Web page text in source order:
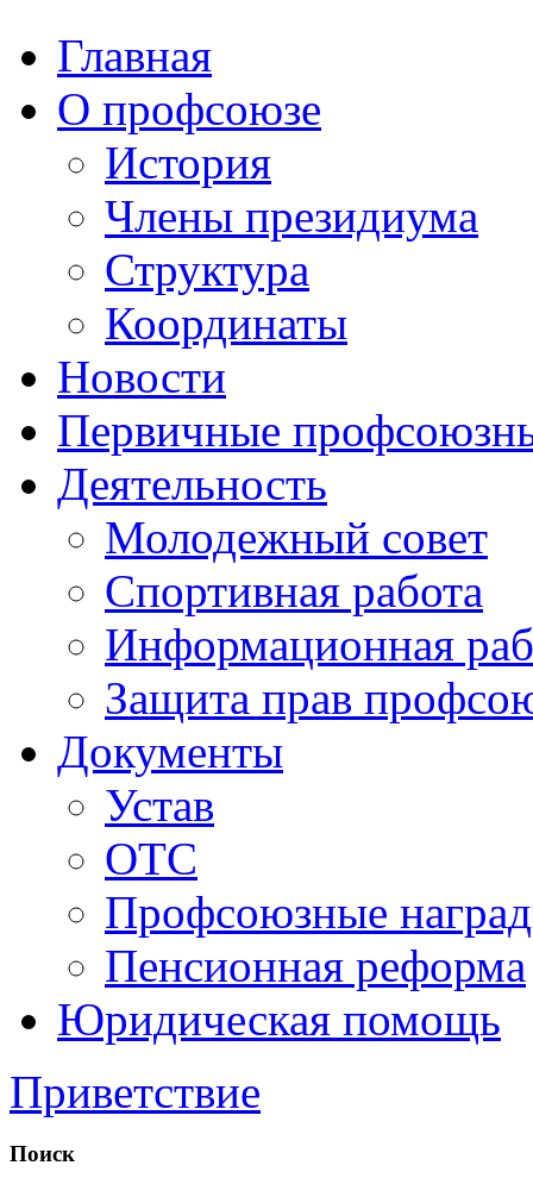
Главная
О профсоюзе
История
Члены президиума
Структура
Координаты
Новости
Первичные
Деятельность
Молодежный совет
Спортивная работа
Информационная
Защита прав
Документы
Устав
ОТС
Профсоюзные
Пенсионная реформа
Юридическая помощь
Приветствие
Поиск